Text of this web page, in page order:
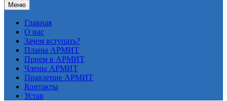
Меню
Главная
О нас
Зачем вступать?
Планы АРМИТ
Прием в АРМИТ
Члены АРМИТ
Правление АРМИТ
Контакты
Устав